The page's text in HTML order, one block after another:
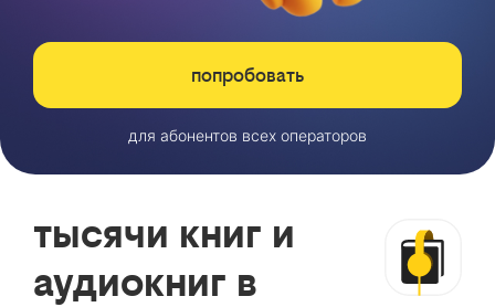
попробовать
для абонентов всех операторов
тысячи книг и
аудиокниг в